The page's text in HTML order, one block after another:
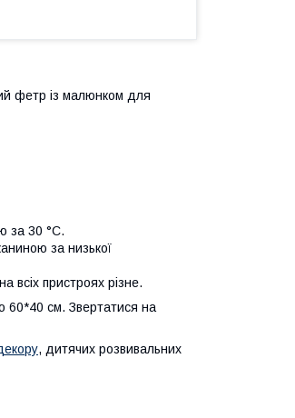
фетр із малюнком для
за 30 °C.
за низької
всіх пристроях різне.
60*40 см. Звертатися на
, дитячих розвивальних